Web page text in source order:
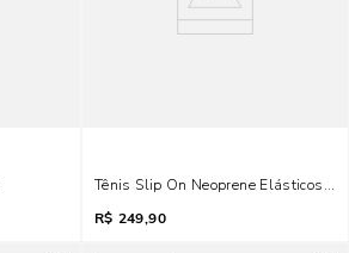
Tênis Slip On Neoprene Elásticos
R$ 249,90